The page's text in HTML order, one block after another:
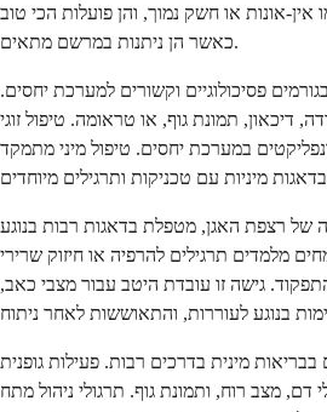
אין-אונות או חשק נמוך, והן פועלות הכי טוב
כאשר הן ניתנות במרשם מתאים.
פסיכולוגיים וקשורים למערכת יחסים.
דיכאון, תמונת גוף, או טראומה. טיפול זוגי
במערכת יחסים. טיפול מיני מתמקד
של רצפת האגן, מטפלת בדאגות רבות בנוגע
מלמדים תרגילים להרפיה או חיזוק שרירי
גישה זו עובדת היטב עבור מצבי כאב,
בבריאות מינית בדרכים רבות. פעילות גופנית
מצב רוח, ותמונת גוף. תרגולי ניהול מתח